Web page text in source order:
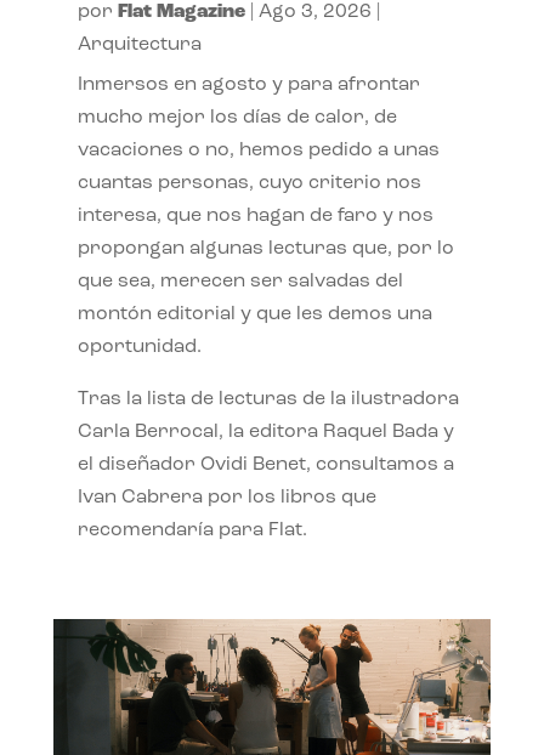
por Flat Magazine| Ago 3, 2026
Arquitectura
Inmersos en agosto y para afrontar
mucho mejor los días de calor, de
vacaciones o no, hemos pedido a unas
cuantas personas, cuyo criterio nos
interesa, que nos hagan de faro y nos
propongan algunas lecturas que, por lo
que sea, merecen ser salvadas del
montón editorial y que les demos una
oportunidad.
Tras la lista de lecturas de la ilustradora
Carla Berrocal, la editora Raquel Bada y
el diseñador Ovidi Benet, consultamos a
Ivan Cabrera por los libros que
recomendaría para Flat.